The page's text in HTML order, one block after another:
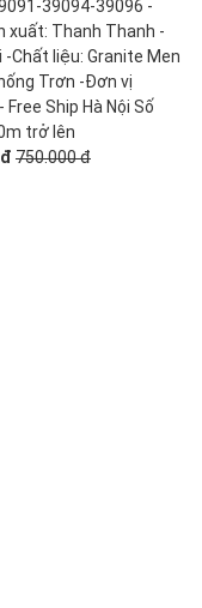
39094-39096 -
xuất: Thanh Thanh -
-Chất liệu: Granite Men
Trơn -Đơn vị
Free Ship Hà Nội Số
trở lên
750.000 đ